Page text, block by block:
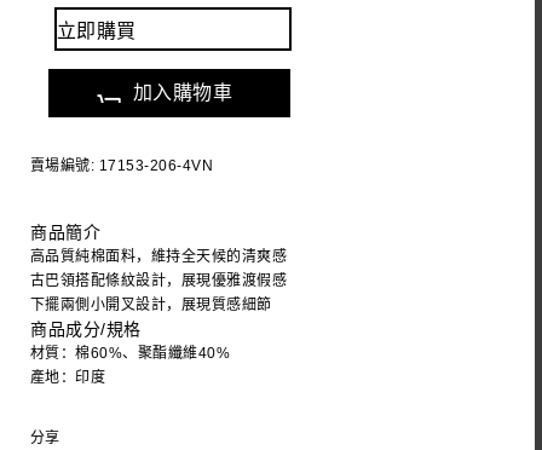
立即購買
加入購物車
賣場編號: 17153-206-4VN
商品簡介
高品質純棉面料，維持全天候的清爽感
古巴領搭配條紋設計，展現優雅渡假感
下擺兩側小開叉設計，展現質感細節
商品成分/規格
材質：棉60%、聚酯纖維40%
產地：印度
分享